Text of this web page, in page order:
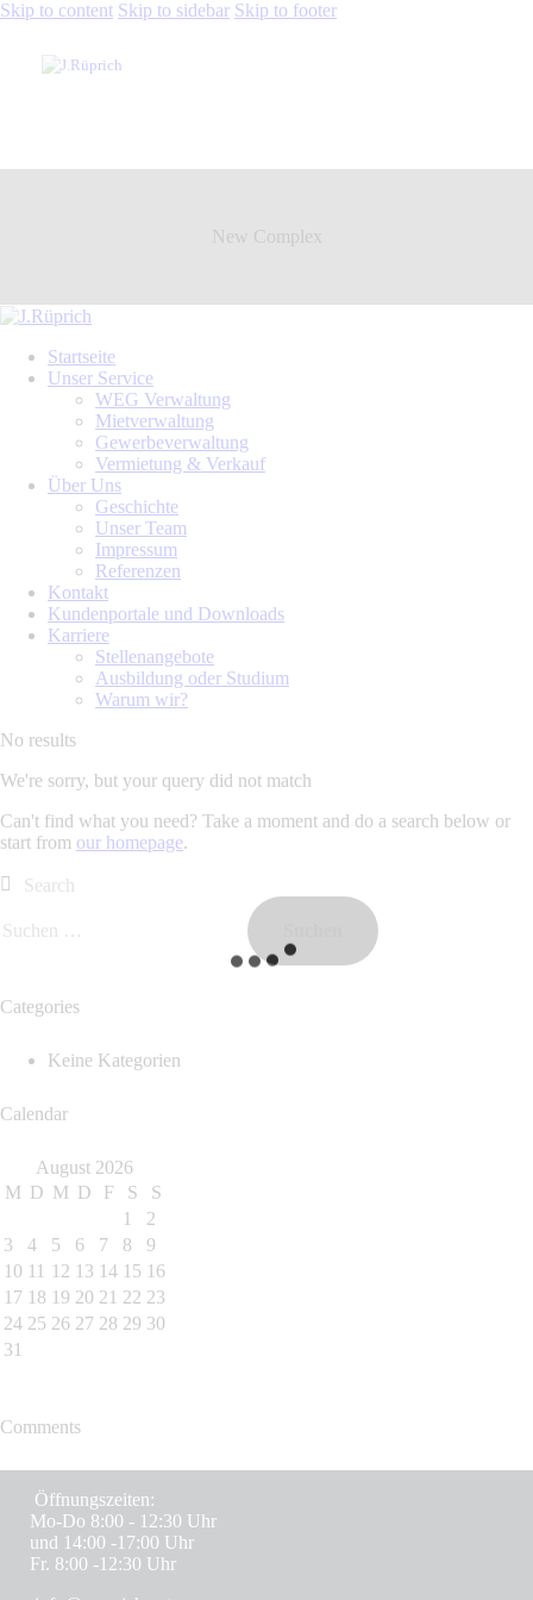
Skip to content Skip to sidebar Skip to footer
New Complex
Startseite
Unser Service
WEG Verwaltung
Mietverwaltung
Gewerbeverwaltung
Vermietung & Verkauf
Über Uns
Geschichte
Unser Team
Impressum
Referenzen
Kontakt
Kundenportale und Downloads
Karriere
Stellenangebote
Ausbildung oder Studium
Warum wir?
No results
We're sorry, but your query did not match
Can't find what you need? Take a moment and do a search below or
start from our homepage.
Categories
Keine Kategorien
Calendar
August 2026
M D M D F S
S
1
2
3
4 5 6 7 8
9
10 11 12 13 14 15 16
17 18 19 20 21 22 23
24 25 26 27 28 29 30
31
Comments
Öffnungszeiten:
Mo-Do 8:00 - 12:30 Uhr
und 14:00 -17:00 Uhr
Fr. 8:00 -12:30 Uhr